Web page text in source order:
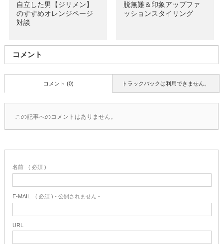
自立した男【ジリメン】
のすすめオレンジページ
対談
脱無難＆印象アップファ
ッションスタイリング
コメント
トラックバックは利用できません。
コメント (0)
この記事へのコメントはありません。
名前 ( 必須 )
E-MAIL ( 必須 ) - 公開されません -
URL